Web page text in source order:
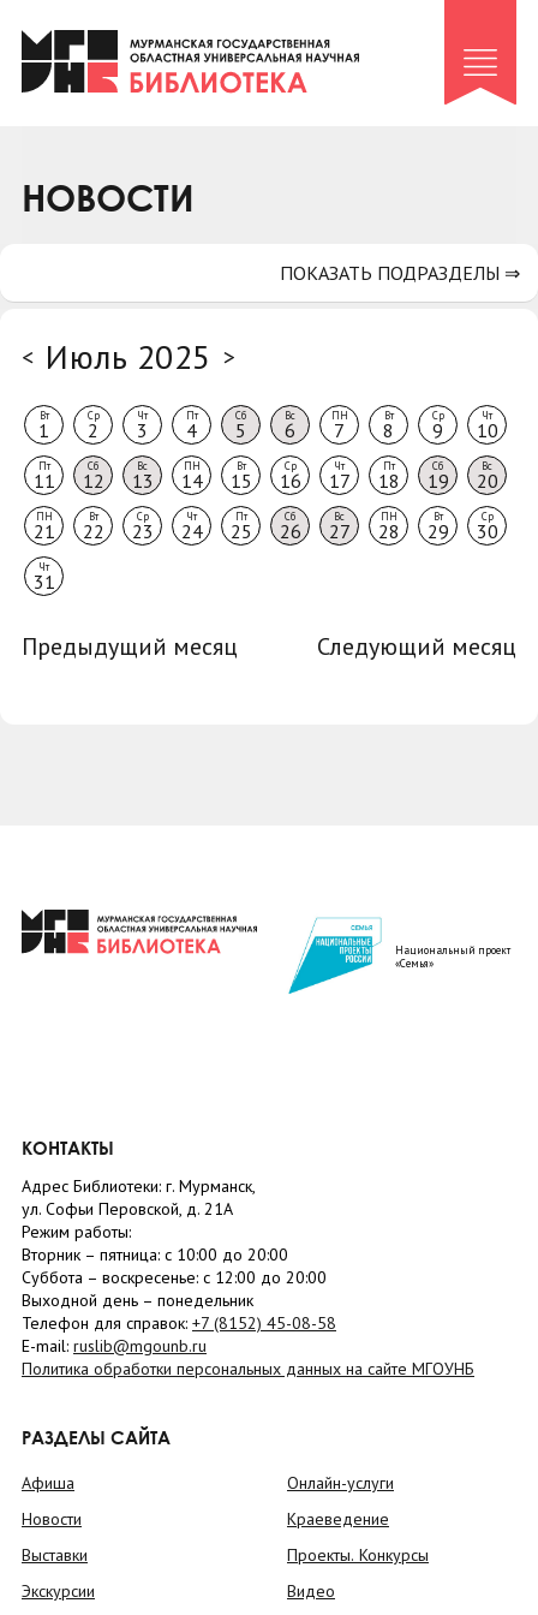
Клуб «Гиря и сельдерей»
Клуб «Семейный архив»
Коллегам
НОВОСТИ
< Июль 2025 >
Вт
1
Ср
2
Чт
3
Пт
4
Сб
5
Вс
6
ПН
7
Вт
8
Ср
9
Чт
10
Пт
11
Сб
12
Вс
13
ПН
14
Вт
15
Ср
16
Чт
17
Пт
18
Сб
19
Вс
20
ПН
21
Вт
22
Ср
23
Чт
24
Пт
25
Сб
26
Вс
27
ПН
28
Вт
29
Ср
30
Чт
31
Предыдущий месяц Следующий месяц
ПОКАЗАТЬ ПОДРАЗДЕЛЫ ⇒
Национальный проект
«Семья»
КОНТАКТЫ
Адрес Библиотеки: г. Мурманск,
ул. Софьи Перовской, д. 21А
Режим работы:
Вторник – пятница: с 10:00 до 20:00
Суббота – воскресенье: c 12:00 до 20:00
Выходной день – понедельник
Телефон для справок: +7 (8152) 45-08-58
E-mail: ruslib@mgounb.ru
Политика обработки персональных данных на сайте МГОУНБ
РАЗДЕЛЫ САЙТА
Афиша
Новости
Выставки
Экскурсии
Онлайн-услуги
Краеведение
Проекты. Конкурсы
Видео